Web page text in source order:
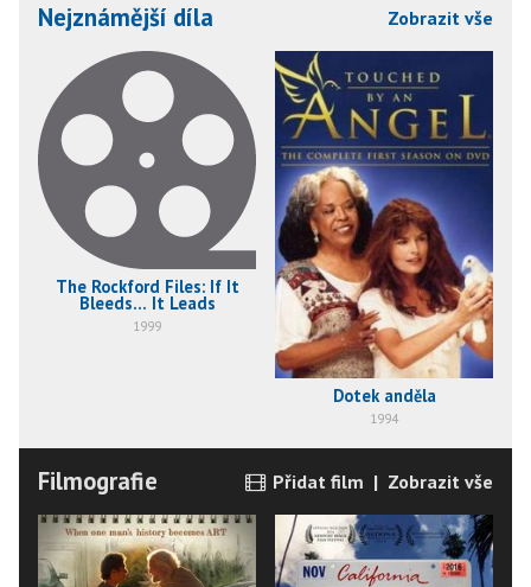
Nejznámější díla Zobrazit vše
The Rockford Files: If It
Bleeds... It Leads
1999
Dotek anděla
1994
Filmografie Přidat film | Zobrazit vše